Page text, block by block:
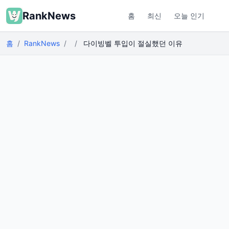
RankNews 홈 최신 오늘 인기
홈 RankNews 다이빙벨 투입이 절실했던 이유